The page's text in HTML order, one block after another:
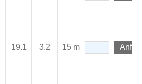
19.1 3.2 15 m